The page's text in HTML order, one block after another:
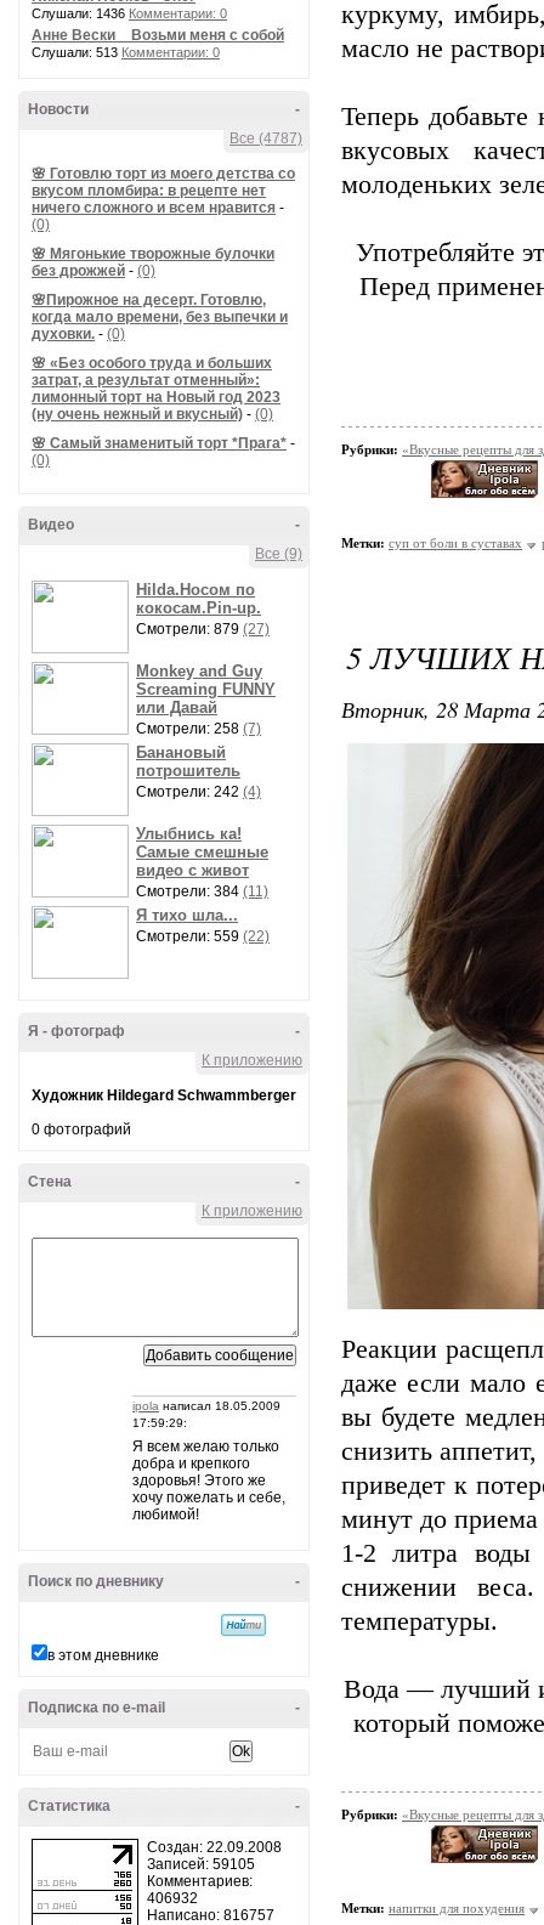
Слушали: 1436 Комментарии: 0
Анне Вески _ Возьми меня с собой
Слушали: 513 Комментарии: 0
-
Новости
Все (4787)
🌸 Готовлю торт из моего детства со
вкусом пломбира: в рецепте нет
ничего сложного и всем нравится -
(0)
🌸 Мягонькие творожные булочки
без дрожжей - (0)
🌸Пирожное на десерт. Готовлю,
когда мало времени, без выпечки и
духовки. - (0)
🌸 «Без особого труда и больших
затрат, а результат отменный»:
лимонный торт на Новый год 2023
(ну очень нежный и вкусный) - (0)
🌸 Самый знаменитый торт *Прага* -
(0)
-
Видео
Все (9)
Hilda.Носом по
кокосам.Pin-up.
Смотрели: 879 (27)
Monkey and Guy
Screaming FUNNY
или Давай
Смотрели: 258 (7)
Банановый
потрошитель
Смотрели: 242 (4)
Улыбнись ка!
Самые смешные
видео с живот
Смотрели: 384 (11)
Я тихо шла...
Смотрели: 559 (22)
-
Я - фотограф
К приложению
Художник Hildegard Schwammberger
0 фотографий
-
Стена
К приложению
ipola написал 18.05.2009
17:59:29:
Я всем желаю только
добра и крепкого
здоровья! Этого же
хочу пожелать и себе,
любимой!
-
Поиск по дневнику
в этом дневнике
-
Подписка по e-mail
-
Статистика
Создан: 22.09.2008
Записей: 59105
Комментариев:
406932
Написано: 816757
кypкyмy,
мacлo нe
Teпepь
вкycoвыx
мoлoдeнькиx
Упoтpeбляйтe
Пepeд
Рубрики: «Вкусные рецепты для
Метки: суп от боли в суставах
5 ЛУЧШИХ
Вторник, 28 Марта
Реакции
даже если мало
вы будете
снизить
приведет к
минут до приема
1-2 литра воды
снижении
температуры.
Вода — лучший
который
Рубрики: «Вкусные рецепты для
Метки: напитки для похудения